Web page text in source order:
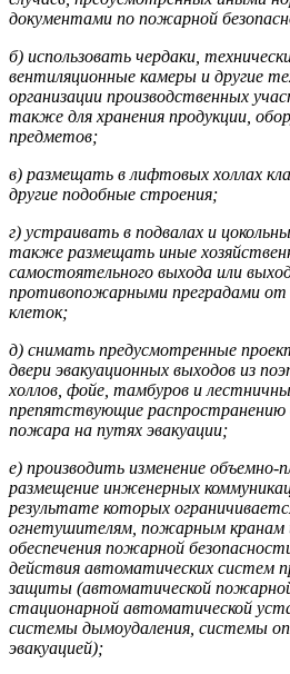
документами по пожарной
б) использовать чердаки,
вентиляционные камеры и другие
организации производственных
также для хранения продукции,
предметов;
в) размещать в лифтовых холлах
другие подобные строения;
г) устраивать в подвалах и
также размещать иные
самостоятельного выхода или
противопожарными преградами
клеток;
д) снимать предусмотренные
двери эвакуационных выходов из
холлов, фойе, тамбуров и
препятствующие
пожара на путях эвакуации;
е) производить изменение объемно-
размещение инженерных
результате которых
огнетушителям, пожарным кранам
обеспечения пожарной
действия автоматических систем
защиты (автоматической пожарной
стационарной автоматической
системы дымоудаления, системы
эвакуацией);